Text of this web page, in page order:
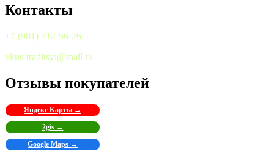
Контакты
+7 (981) 712-56-26
vkus-traditsyi@mail.ru
Отзывы покупателей
Яндекс Карты →
2gis →
Google Maps →